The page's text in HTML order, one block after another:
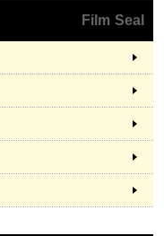
Film Seal